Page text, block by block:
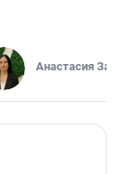
Анастасия